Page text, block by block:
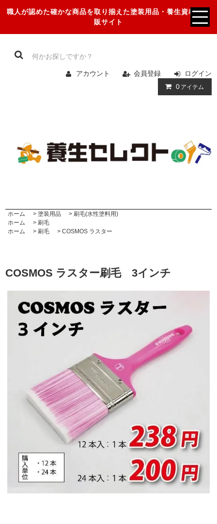
職人が認めた確かな商品を取り揃えた塗装用品・養生資材の通
販サイト
アカウント 会員登録
ログイン
0 アイテム
ホーム >塗装用品 >刷毛(水性塗料用)
ホーム
>刷毛
ホーム
>刷毛 >COSMOS ラスター
COSMOS ラスター刷毛 3インチ